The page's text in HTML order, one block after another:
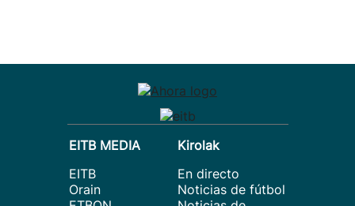
EITB MEDIA
EITB
Orain
Kirolak
En directo
Noticias de fútbol